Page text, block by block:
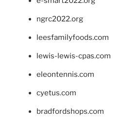
ngrc2022.org
leesfamilyfoods.com
lewis-lewis-cpas.com
eleontennis.com
cyetus.com
bradfordshops.com